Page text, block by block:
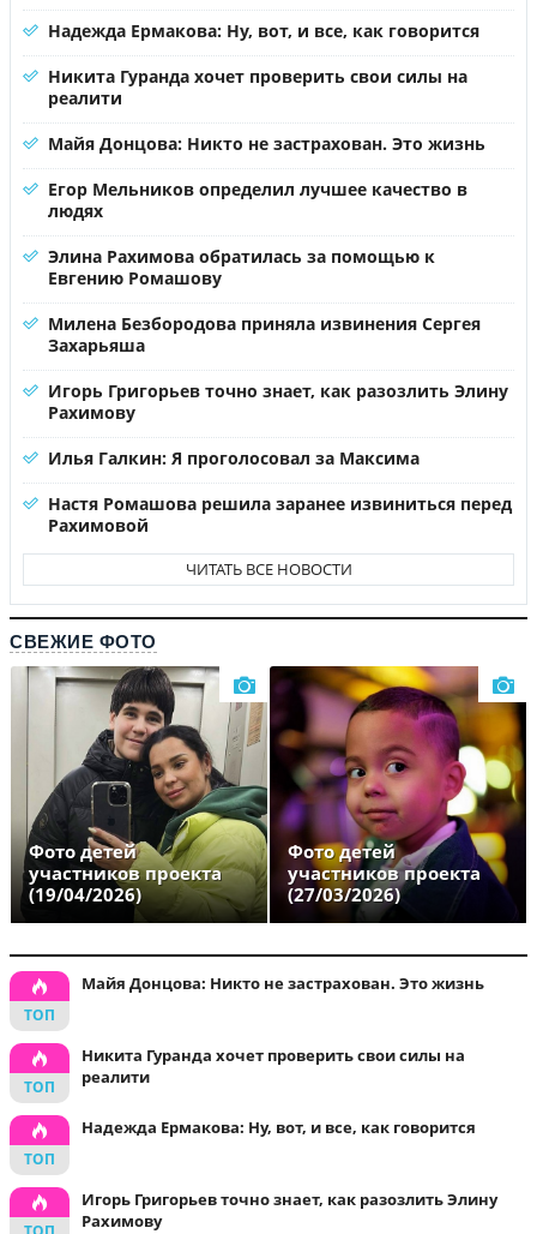
Надежда Ермакова: Ну, вот, и все, как говорится
Никита Гуранда хочет проверить свои силы на
реалити
Майя Донцова: Никто не застрахован. Это жизнь
Егор Мельников определил лучшее качество в
людях
Элина Рахимова обратилась за помощью к
Евгению Ромашову
Милена Безбородова приняла извинения Сергея
Захарьяша
Игорь Григорьев точно знает, как разозлить Элину
Рахимову
Илья Галкин: Я проголосовал за Максима
Настя Ромашова решила заранее извиниться перед
Рахимовой
ЧИТАТЬ ВСЕ НОВОСТИ
СВЕЖИЕ ФОТО
Фото детей
участников проекта
(19/04/2026)
Фото детей
участников проекта
(27/03/2026)
Майя Донцова: Никто не застрахован. Это жизнь
Никита Гуранда хочет проверить свои силы на
реалити
Надежда Ермакова: Ну, вот, и все, как говорится
Игорь Григорьев точно знает, как разозлить Элину
Рахимову